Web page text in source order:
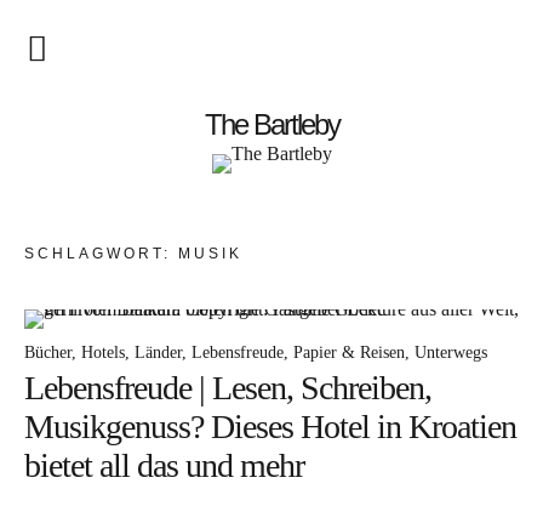
The Bartleby
Startseite
About
Menschen
Kunst
Atelierbesuch
Literatur
Papier & Stift
SCHLAGWORT: MUSIK
Bücher Hotels Länder Lebensfreude Papier & Reisen Unterwegs
Lebensfreude | Lesen, Schreiben,
Musikgenuss? Dieses Hotel in Kroatien
bietet all das und mehr